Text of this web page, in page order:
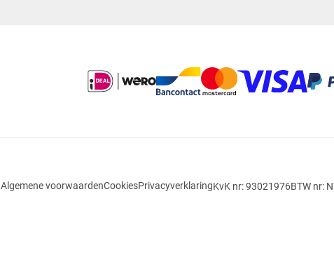
Algemene voorwaardenCookiesPrivacyverklaringKvK nr: 93021976BTW nr: